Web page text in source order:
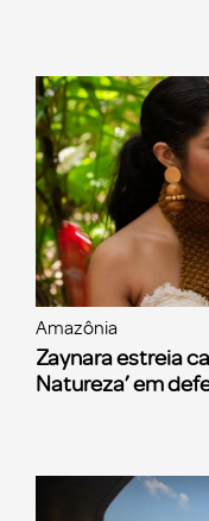
Amazônia
Zaynara estreia
Natureza’ em